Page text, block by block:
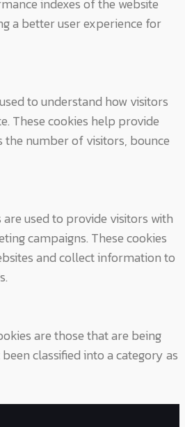
indexes of the website
a better user experience for
to understand how visitors
These cookies help provide
number of visitors, bounce
used to provide visitors with
campaigns. These cookies
and collect information to
are those that are being
classified into a category as